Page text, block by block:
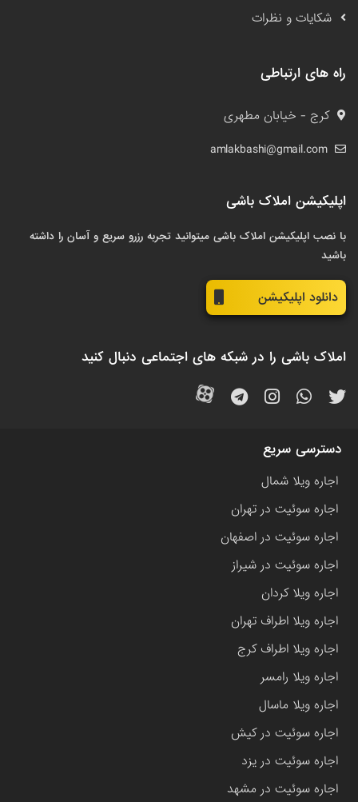
شکایات و نظرات
راه های ارتباطی
کرج - خیابان مطهری
amlakbashi@gmail.com
اپلیکیشن املاک باشی
با نصب اپلیکیشن املاک باشی میتوانید تجربه رزرو سریع و آسان را داشته
باشید
دانلود اپلیکیشن
املاک باشی را در شبکه های اجتماعی دنبال کنید
دسترسی سریع
اجاره ویلا شمال
اجاره سوئیت در تهران
اجاره سوئیت در اصفهان
اجاره سوئیت در شیراز
اجاره ویلا کردان
اجاره ویلا اطراف تهران
اجاره ویلا اطراف کرج
اجاره ویلا رامسر
اجاره ویلا ماسال
اجاره سوئیت در کیش
اجاره سوئیت در یزد
اجاره سوئیت در مشهد